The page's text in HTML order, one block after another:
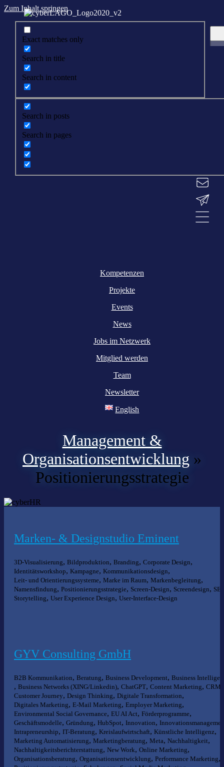
Zum Inhalt springen
Exact matches only
Search in title
Search in content
Search in posts
Search in pages
Kompetenzen
Projekte
Events
News
Jobs im Netzwerk
Mitglied werden
Team
Newsletter
English
Management &
Organisationsentwicklung »
Positionierungsstrategie
Marken- & Designstudio Eminent
3D-Visualisierung, Bildproduktion, Branding, Corporate Design,
Identitätsworkshop, Kampagne, Kommunikationsdesign,
Leit- und Orientierungssysteme, Marke im Raum, Markenbegleitung,
Namensfindung, Positionierungsstrategie, Screen-Design, Screendesign,
Storytelling, User Experience Design, User-Interface-Design
GYV Consulting GmbH
B2B Kommunikation, Beratung, Business Development, Business
, Business Networks (XING/Linkedin), ChatGPT, Content Marketing, CRM
Customer Journey, Design Thinking, Digitale Transformation,
Digitales Marketing, E-Mail Marketing, Employer Marketing,
Environmental Social Governance, EU AI Act, Förderprogramme,
Geschäftsmodelle, Gründung, HubSpot, Innovation,
Intrapreneurship, IT-Beratung, Kreislaufwirtschaft, Künstliche Intelligenz,
Marketing Automatisierung, Marketingberatung, Meta, Nachhaltigkeit,
Nachhaltigkeitsberichterstattung, New Work, Online Marketing,
Organisationsberatung, Organisationsentwicklung, Performance Marketing,